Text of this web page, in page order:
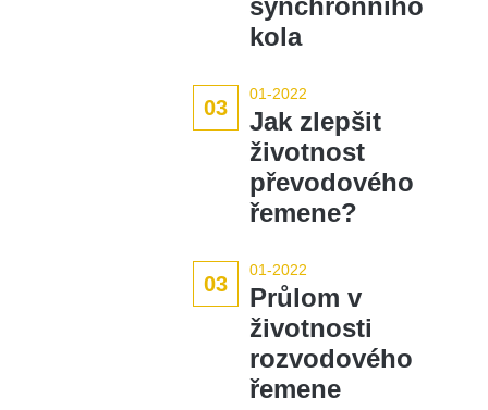
kola
03
01-2022
Jak zlepšit
životnost
převodového
řemene?
03
01-2022
Průlom v
životnosti
rozvodového
řemene